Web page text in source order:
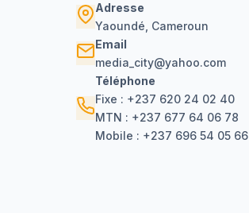
Adresse
Yaoundé, Cameroun
Email
media_city@yahoo.com
Téléphone
Fixe : +237 620 24 02 40
MTN : +237 677 64 06 78
Mobile : +237 696 54 05 66